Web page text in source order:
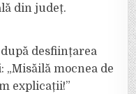
din județ.
desființarea
mocnea de
explicații!”